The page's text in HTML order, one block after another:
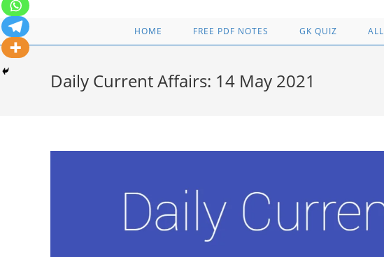
HOME FREE PDF NOTES GK QUIZ
Daily Current Affairs: 14 May 2021